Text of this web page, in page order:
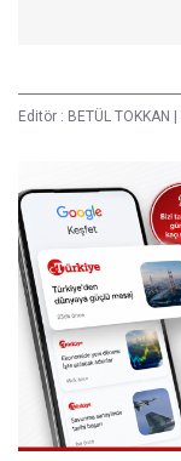
Editör : BETÜL TOKKAN |